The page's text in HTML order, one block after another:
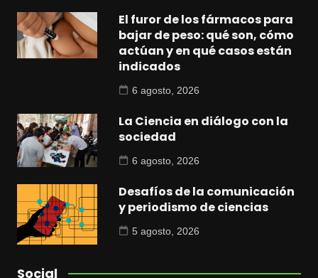
El furor de los fármacos para
bajar de peso: qué son, cómo
actúan y en qué casos están
indicados
6 agosto, 2026
La Ciencia en diálogo con la
sociedad
6 agosto, 2026
Desafíos de la comunicación
y periodismo de ciencias
5 agosto, 2026
Social